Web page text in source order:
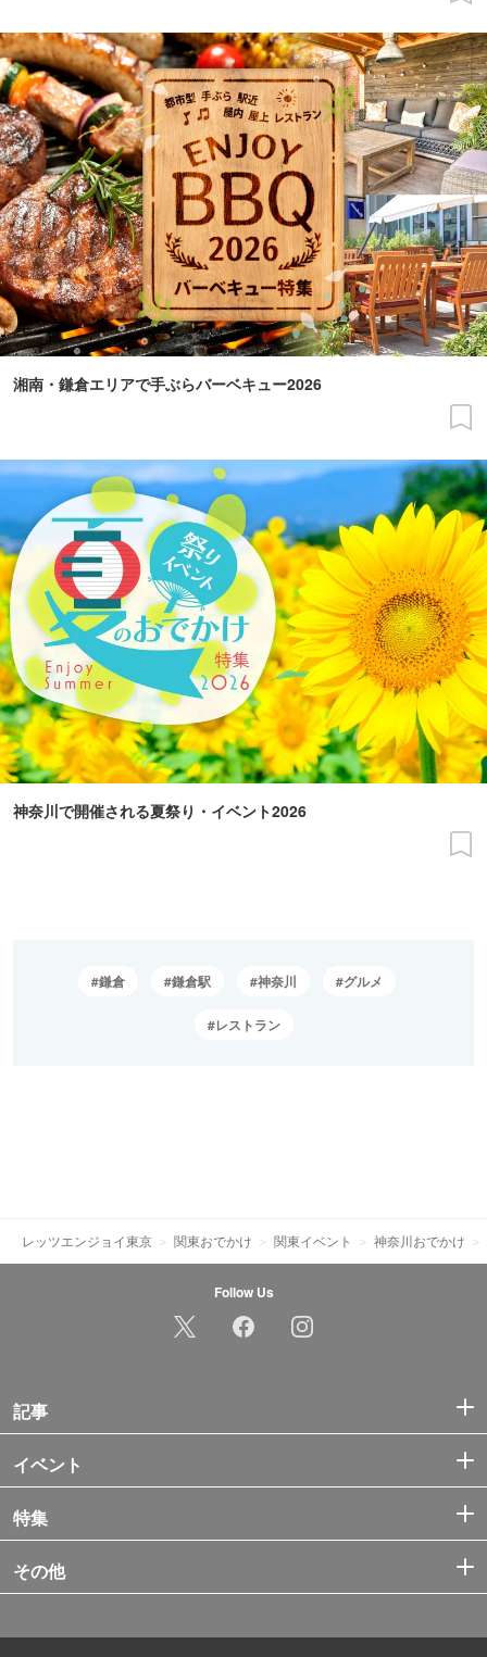
湘南・鎌倉エリアで手ぶらバーベキュー2026
神奈川で開催される夏祭り・イベント2026
鎌倉 鎌倉駅 神奈川 グルメ
レストラン
レッツエンジョイ東京 関東おでかけ 関東イベント 神奈川おでかけ
Follow Us
記事
イベント
特集
その他